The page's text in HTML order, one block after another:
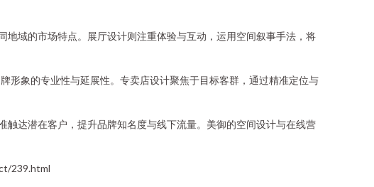
域的市场特点。展厅设计则注重体验与互动，运用空间叙事手法，将
象的专业性与延展性。专卖店设计聚焦于目标客群，通过精准定位与
达潜在客户，提升品牌知名度与线下流量。美御的空间设计与在线营
239.html